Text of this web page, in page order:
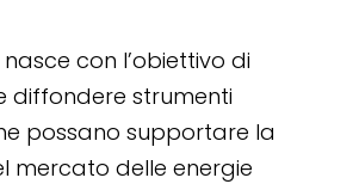
nasce con l’obiettivo di
diffondere strumenti
possano supportare la
mercato delle energie